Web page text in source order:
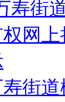
街